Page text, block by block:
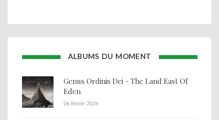
ALBUMS DU MOMENT
Genus Ordinis Dei - The Land East Of
Eden
06 février 2026